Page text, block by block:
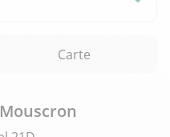
Carte